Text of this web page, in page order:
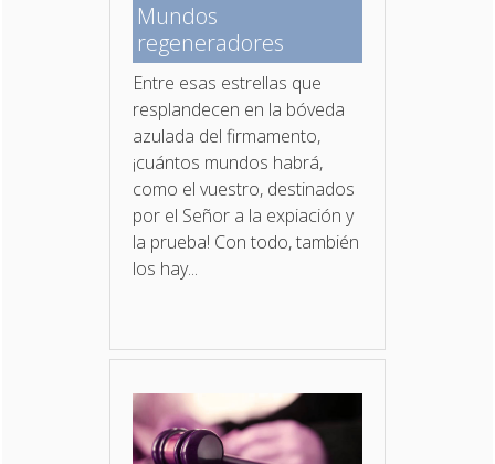
Mundos
regeneradores
Entre esas estrellas que
resplandecen en la bóveda
azulada del firmamento,
¡cuántos mundos habrá,
como el vuestro, destinados
por el Señor a la expiación y
la prueba! Con todo, también
los hay...